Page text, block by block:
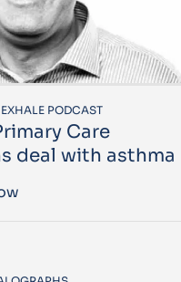
PODCAST
Care
deal with asthma